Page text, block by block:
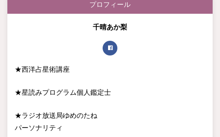
プロフィール
千晴あか梨
★西洋占星術講座
★星読みプログラム個人鑑定士
★ラジオ放送局ゆめのたね
パーソナリティ